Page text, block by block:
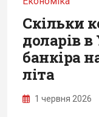
Скільки
доларів в
банкіра
літа
1 червня 2026